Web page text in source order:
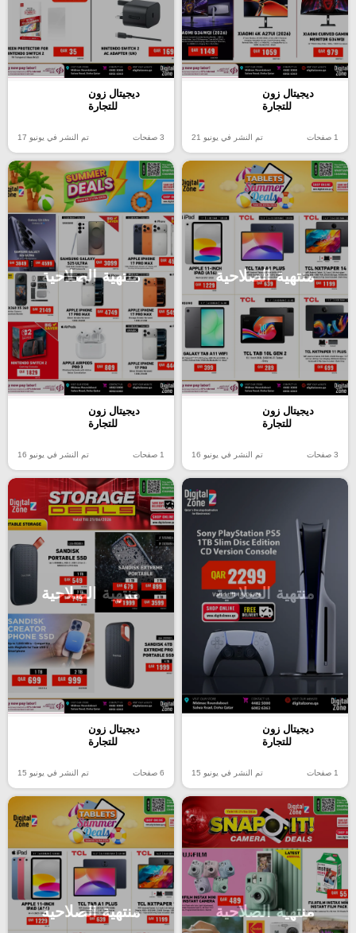
ديجيتال زون
للتجارة
1 صفحات تم النشر في يونيو 21
ديجيتال زون
للتجارة
3 صفحات تم النشر في يونيو 17
منتهية الصلاحية
ديجيتال زون
للتجارة
3 صفحات تم النشر في يونيو 16
منتهية الصلاحية
ديجيتال زون
للتجارة
1 صفحات تم النشر في يونيو 16
منتهية الصلاحية
ديجيتال زون
للتجارة
1 صفحات تم النشر في يونيو 15
منتهية الصلاحية
ديجيتال زون
للتجارة
6 صفحات تم النشر في يونيو 15
منتهية الصلاحية منتهية الصلاحية